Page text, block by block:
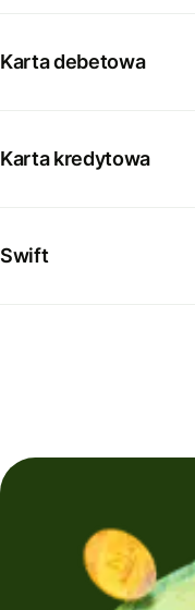
Karta debetowa
Karta kredytowa
Swift